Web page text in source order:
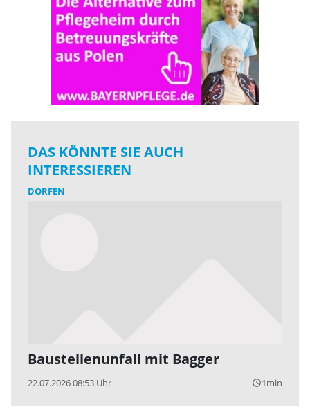
DAS KÖNNTE SIE AUCH
INTERESSIEREN
DORFEN
Baustellenunfall mit Bagger
22.07.2026 08:53 Uhr query_builder1min